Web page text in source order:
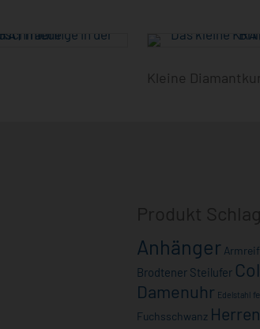
Kleine
Anhänger Armreif
Brodtener Steilufer
Damenuhr Edelstahl
Fuchsschwanz